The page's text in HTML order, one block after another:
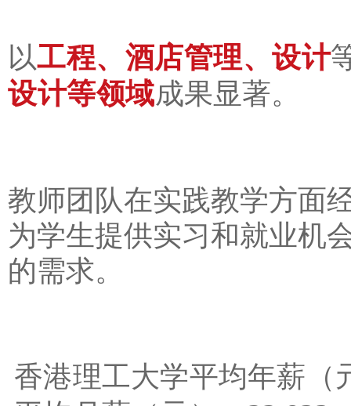
以工程、酒店管理、设计
设计等领域成果显著。
教师团队在实践教学方面
为学生提供实习和就业机
的需求。
香港理工大学平均年薪（